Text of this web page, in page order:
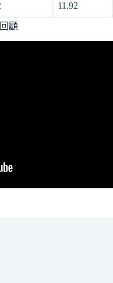
11.92
顧